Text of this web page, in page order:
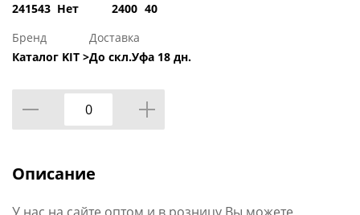
241543 Нет
2400 40
Бренд
Каталог KIT >
Доставка
До скл.Уфа 18 дн.
Описание